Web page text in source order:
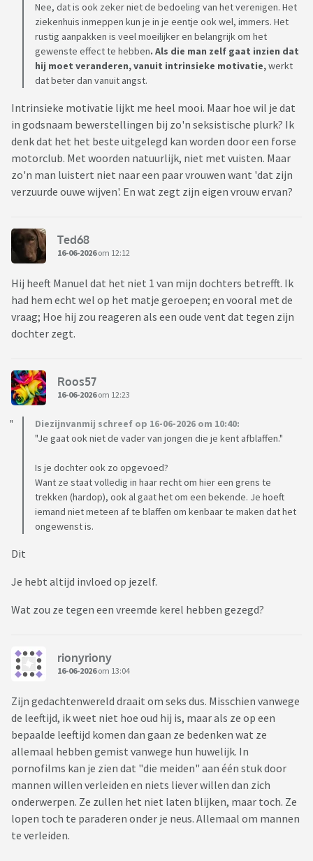
Nee, dat is ook zeker niet de bedoeling van het verenigen. Het
ziekenhuis inmeppen kun je in je eentje ook wel, immers. Het
rustig aanpakken is veel moeilijker en belangrijk om het
gewenste effect te hebben. Als die man zelf gaat inzien dat
hij moet veranderen, vanuit intrinsieke motivatie,werkt
dat beter dan vanuit angst.
Intrinsieke motivatie lijkt me heel mooi. Maar hoe wil je dat
in godsnaam bewerstellingen bij zo'n seksistische plurk? Ik
denk dat het het beste uitgelegd kan worden door een forse
motorclub. Met woorden natuurlijk, niet met vuisten. Maar
zo'n man luistert niet naar een paar vrouwen want 'dat zijn
verzuurde ouwe wijven'. En wat zegt zijn eigen vrouw ervan?
Ted68
16-06-2026om 12:12
Hij heeft Manuel dat het niet 1 van mijn dochters betrefft. Ik
had hem echt wel op het matje geroepen; en vooral met de
vraag; Hoe hij zou reageren als een oude vent dat tegen zijn
dochter zegt.
Roos57
16-06-2026om 12:23
Diezijnvanmij schreef op 16-06-2026 om 10:40:
"Je gaat ook niet de vader van jongen die je kent afblaffen."
Is je dochter ook zo opgevoed?
Want ze staat volledig in haar recht om hier een grens te
trekken (hardop), ook al gaat het om een bekende. Je hoeft
iemand niet meteen af te blaffen om kenbaar te maken dat het
ongewenst is.
Dit
Je hebt altijd invloed op jezelf.
Wat zou ze tegen een vreemde kerel hebben gezegd?
rionyriony
16-06-2026om 13:04
Zijn gedachtenwereld draait om seks dus. Misschien vanwege
de leeftijd, ik weet niet hoe oud hij is, maar als ze op een
bepaalde leeftijd komen dan gaan ze bedenken wat ze
allemaal hebben gemist vanwege hun huwelijk. In
pornofilms kan je zien dat "die meiden" aan één stuk door
mannen willen verleiden en niets liever willen dan zich
onderwerpen. Ze zullen het niet laten blijken, maar toch. Ze
lopen toch te paraderen onder je neus. Allemaal om mannen
te verleiden.